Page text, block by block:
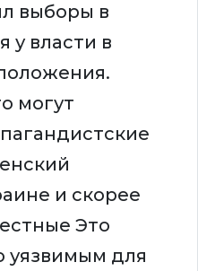
выборы в
у власти в
могут
и скорее
Это
уязвимым для